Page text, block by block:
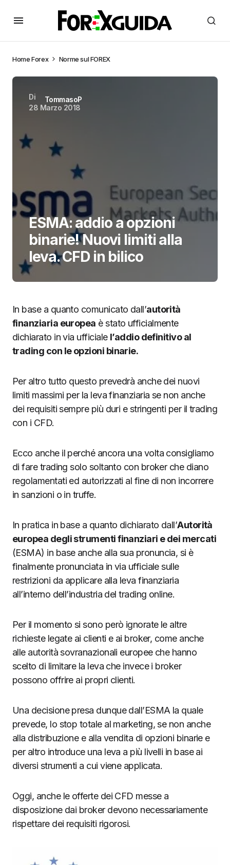
HomeForex Norme sul FOREX
Di
TommasoP
28 Marzo 2018
ESMA: addio a opzioni
binarie! Nuovi limiti alla
leva. CFD in bilico
In base a quanto comunicato dall’autorità
finanziaria europea è stato ufficialmente
dichiarato in via ufficiale l’addio definitivo al
trading con le opzioni binarie.
Per altro tutto questo prevedrà anche dei nuovi
limiti massimi per la leva finanziaria se non anche
dei requisiti sempre più duri e stringenti per il trading
con i CFD.
Ecco anche il perché ancora una volta consigliamo
di fare trading solo soltanto con broker che diano
regolamentati ed autorizzati al fine di non incorrere
in sanzioni o in truffe.
In pratica in base a quanto dichiarato dall’Autorità
europea degli strumenti finanziari e dei mercati
(ESMA) in base anche alla sua pronuncia, si è
finalmente pronunciata in via ufficiale sulle
restrizioni da applicare alla leva finanziaria
all’interno dell’industria del trading online.
Per il momento si sono però ignorate le altre
richieste legate ai clienti e ai broker, come anche
alle autorità sovranazionali europee che hanno
scelto di limitare la leva che invece i broker
possono offrire ai propri clienti.
Una decisione presa dunque dall’ESMA la quale
prevede, lo stop totale al marketing, se non anche
alla distribuzione e alla vendita di opzioni binarie e
per altro introduce una leva a più livelli in base ai
diversi strumenti a cui viene applicata.
Oggi, anche le offerte dei CFD messe a
disposizione dai broker devono necessariamente
rispettare dei requisiti rigorosi.